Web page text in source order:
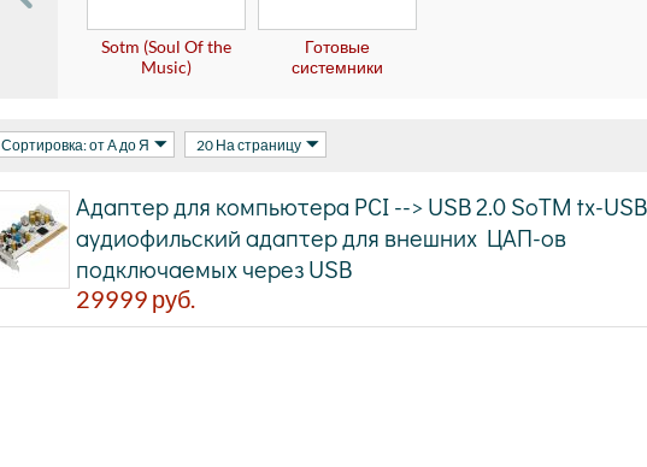
Sotm (Soul Of the
Music)
Готовые
системники
Сортировка: от А до Я 20 На страницу
Адаптер для компьютера PCI --> USB 2.0 SoTM tx-
аудиофильский адаптер для внешних ЦАП-ов
подключаемых через USB
29999 руб.